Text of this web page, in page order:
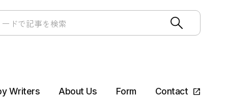
Writers About Us Form Contact